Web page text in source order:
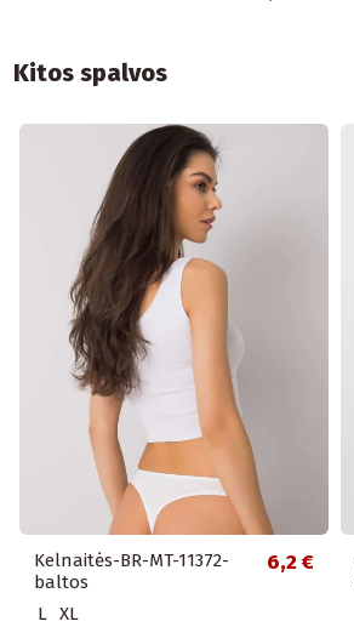
Kitos spalvos
Kelnaitės-BR-MT-11372-
baltos
6,2 €
L XL